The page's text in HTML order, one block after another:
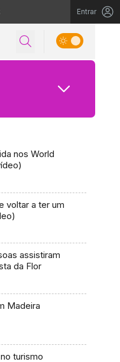
Entrar
nos World
voltar a ter um
assistiram
da Flor
Madeira
turismo